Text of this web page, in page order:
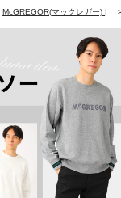
McGREGOR(マックレガー) |